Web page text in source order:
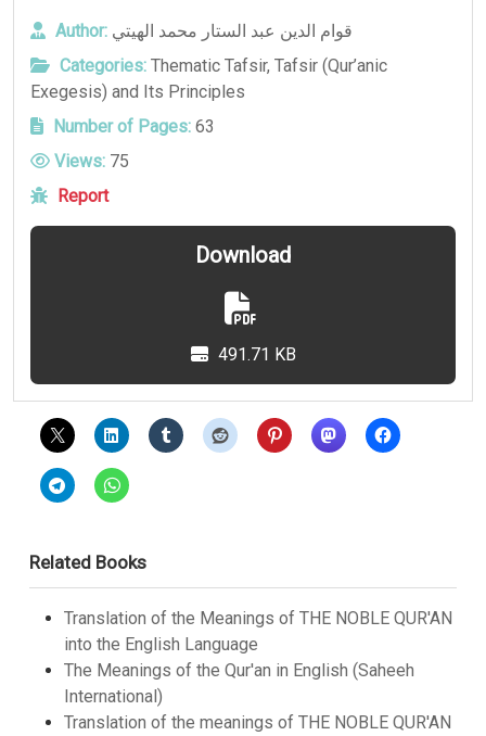
Author: قوام الدين عبد الستار محمد الهيتي
Categories: Thematic Tafsir, Tafsir (Qur’anic
Exegesis) and Its Principles
Number of Pages: 63
Views: 75
Report
Download
491.71 KB
Related Books
Translation of the Meanings of THE NOBLE QUR'AN
into the English Language
The Meanings of the Qur'an in English (Saheeh
International)
Translation of the meanings of THE NOBLE QUR'AN